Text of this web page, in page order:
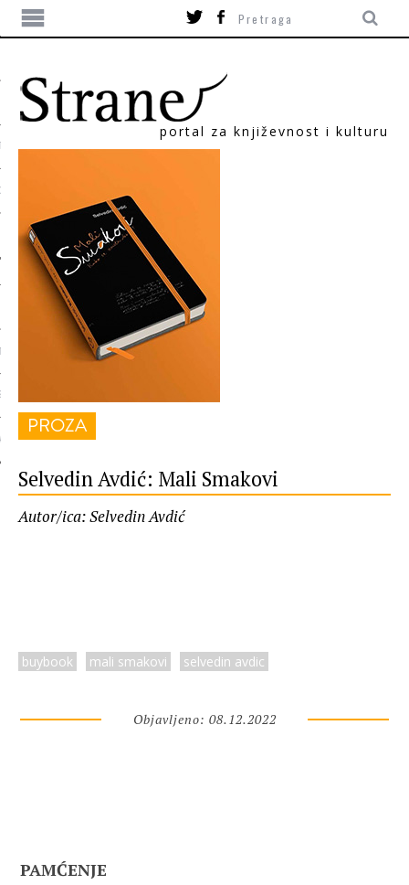
portal za književnost i kulturu
PROZA
Selvedin Avdić: Mali Smakovi
Autor/ica: Selvedin Avdić
buybook mali smakovi selvedin avdic
Objavljeno: 08.12.2022
PAMĆENJE